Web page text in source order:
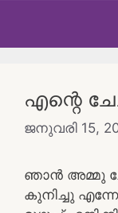
എന്റെ
ജനുവരി 15,
ഞാൻ അമ്മു
കുനിച്ചു